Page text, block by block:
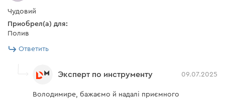
Чудовий
Приобрел(а) для:
Полив
Ответить
Эксперт по инструменту 09.07.2025
Володимире, бажаємо й надалі приємного